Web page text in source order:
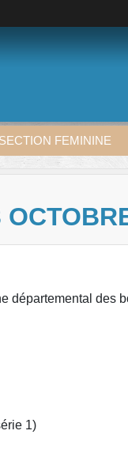
SECTION FEMININE
départemental des
1)